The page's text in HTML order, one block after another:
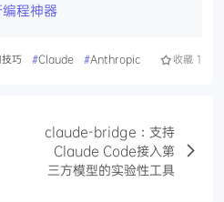
程神器
巧 #Claude #Anthropic 收藏 1
claude-bridge：支持
Claude Code接入第
三方模型的实验性工具